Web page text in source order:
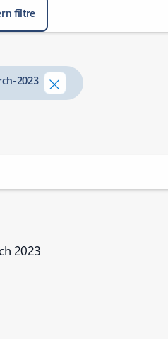
filtre
2023
2023